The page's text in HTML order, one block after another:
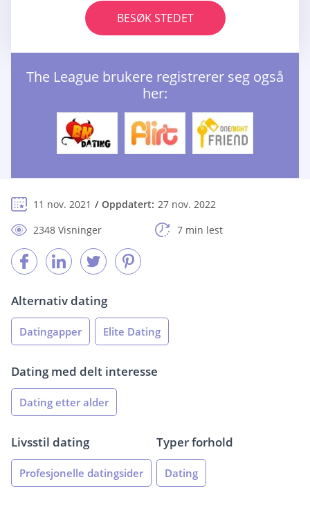
BESØK STEDET
The League brukere registrerer seg også
her:
11 nov. 2021 Oppdatert: 27 nov. 2022
2348 Visninger
7 min lest
Alternativ dating
Datingapper Elite Dating
Dating med delt interesse
Dating etter alder
Livsstil dating
Profesjonelle datingsider
Typer forhold
Dating